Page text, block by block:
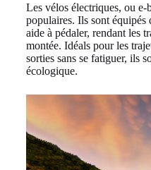
Les vélos électriques, ou
populaires. Ils sont équipés
aide à pédaler, rendant les
montée. Idéals pour les
sorties sans se fatiguer, ils
écologique.